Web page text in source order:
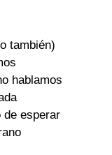
también)
hablamos
de esperar